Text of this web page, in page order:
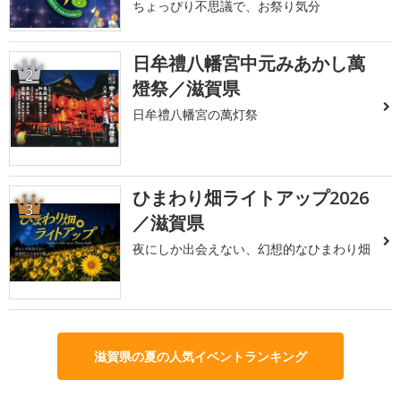
ちょっぴり不思議で、お祭り気分
2
日牟禮八幡宮中元みあかし萬
燈祭／滋賀県
日牟禮八幡宮の萬灯祭
3
ひまわり畑ライトアップ2026
／滋賀県
夜にしか出会えない、幻想的なひまわり畑
滋賀県の夏の人気イベントランキング